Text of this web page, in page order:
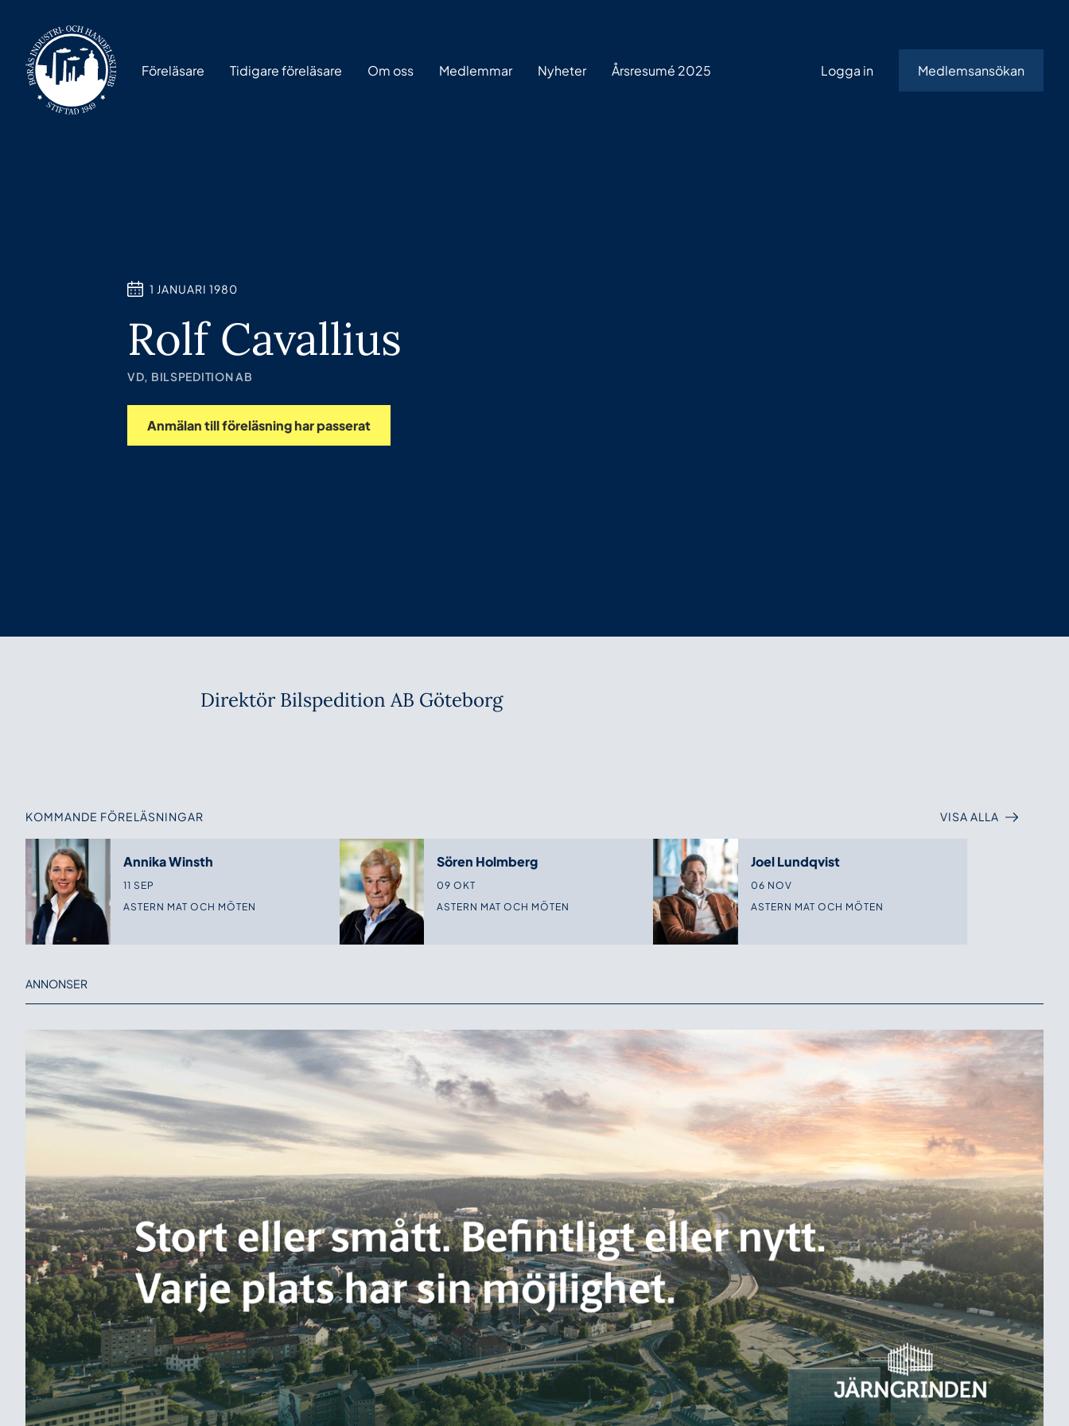
Föreläsare Tidigare föreläsare Om oss Medlemmar Nyheter Årsresumé 2025 Logga in Medlemsansökan
1 JANUARI 1980
Rolf Cavallius
VD, BILSPEDITION AB
Anmälan till föreläsning har passerat
Direktör Bilspedition AB Göteborg
KOMMANDE FÖRELÄSNINGAR VISA ALLA
Annika Winsth
11 SEP
ASTERN MAT OCH MÖTEN
Sören Holmberg
09 OKT
ASTERN MAT OCH MÖTEN
Joel Lundqvist
06 NOV
ASTERN MAT OCH MÖTEN
ANNONSER